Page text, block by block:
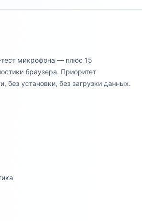
тест микрофона — плюс 15
браузера. Приоритет
без установки, без загрузки данных.